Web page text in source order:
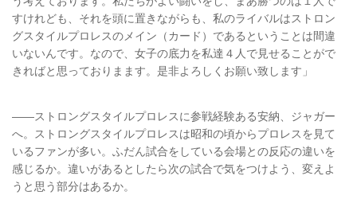
すけれども、それを頭に置きながらも、私のライバルはストロン
グスタイルプロレスのメイン（カード）であるということは間違
いないんです。なので、女子の底力を私達４人で見せることがで
きればと思っておりまます。是非よろしくお願い致します」
――ストロングスタイルプロレスに参戦経験ある安納、ジャガー
へ。ストロングスタイルプロレスは昭和の頃からプロレスを見て
いるファンが多い。ふだん試合をしている会場との反応の違いを
感じるか。違いがあるとしたら次の試合で気をつけよう、変えよ
うと思う部分はあるか。